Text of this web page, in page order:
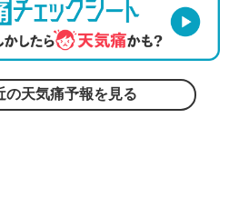
の天気痛予報を見る